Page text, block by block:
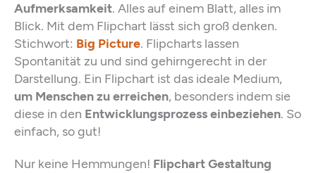
Aufmerksamkeit. Alles auf einem Blatt, alles im
Blick. Mit dem Flipchart lässt sich groß denken.
Stichwort: Big Picture. Flipcharts lassen
Spontanität zu und sind gehirngerecht in der
Darstellung. Ein Flipchart ist das ideale Medium,
um Menschen zu erreichen, besonders indem sie
diese in den Entwicklungsprozess einbeziehen. So
einfach, so gut!
Nur keine Hemmungen! Flipchart Gestaltung